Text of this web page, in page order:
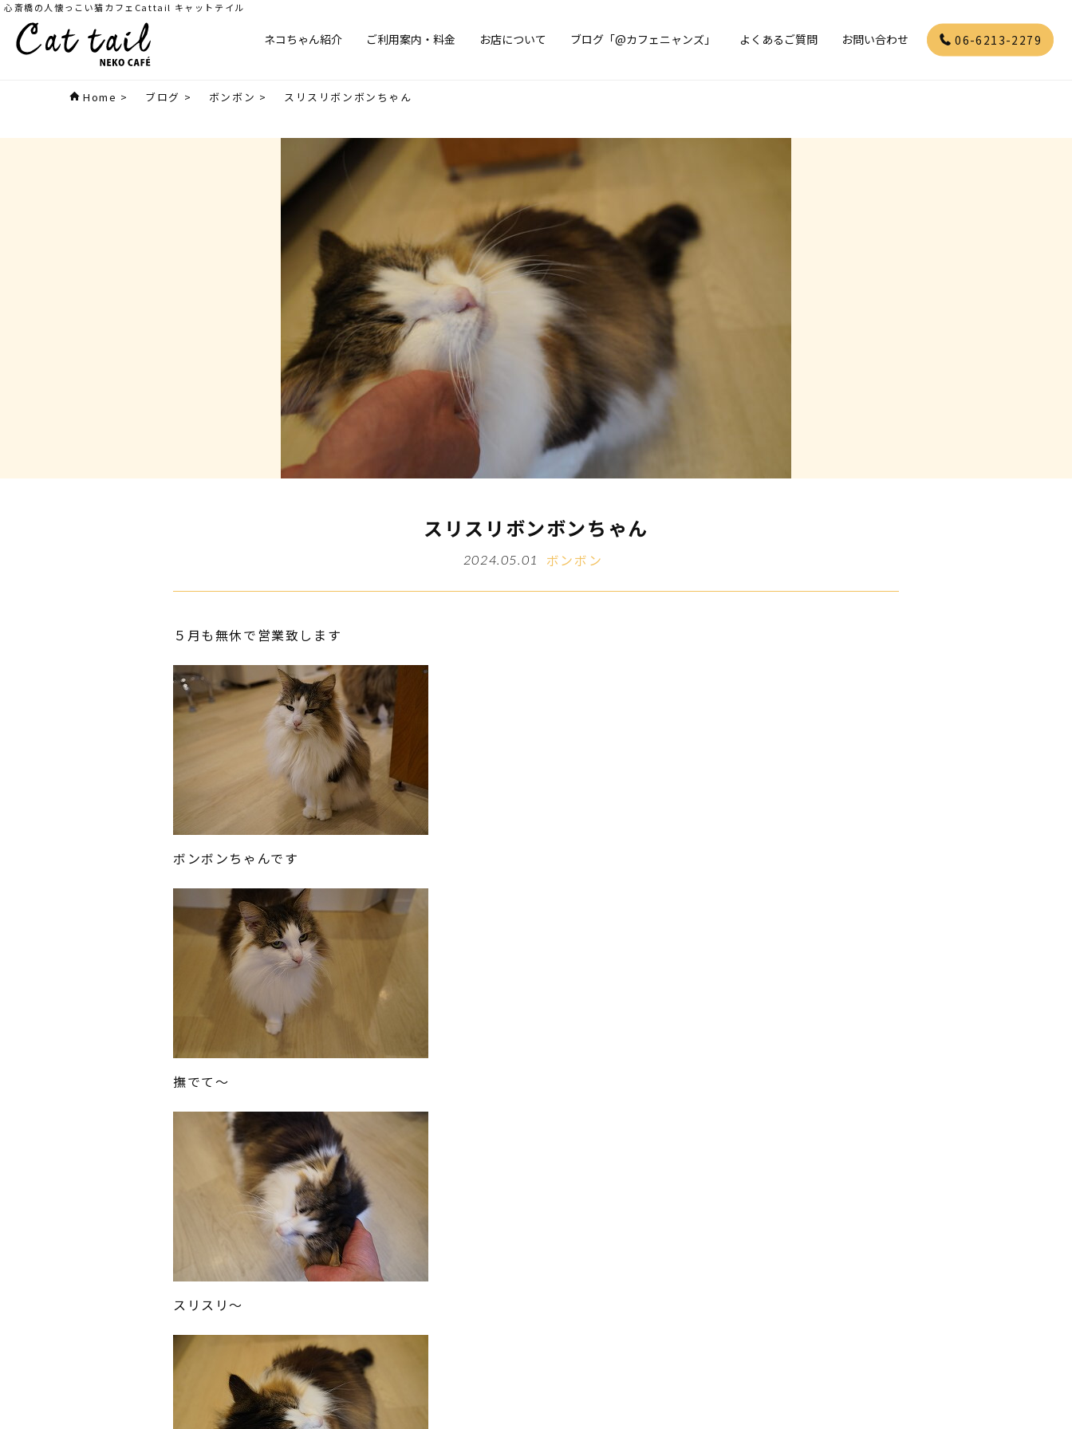
心斎橋の人懐っこい猫カフェCattail キャットテイル
ネコちゃん紹介 ご利用案内・料金 お店について ブログ「@カフェニャンズ」 よくあるご質問 お問い合わせ 06-6213-2279
Home > ブログ > ボンボン > スリスリボンボンちゃん
スリスリボンボンちゃん
2024.05.01 ボンボン
５月も無休で営業致します
ボンボンちゃんです
撫でて～
スリスリ～